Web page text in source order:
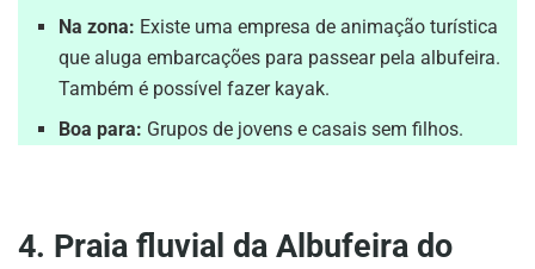
Na zona: Existe uma empresa de animação turística
que aluga embarcações para passear pela albufeira.
Também é possível fazer kayak.
Boa para: Grupos de jovens e casais sem filhos.
4. Praia fluvial da Albufeira do